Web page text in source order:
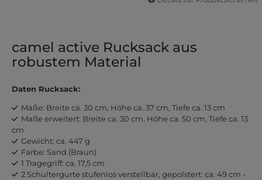
camel active Rucksack aus
robustem Material
Daten Rucksack:
Maße: Breite ca. 30 cm, Höhe ca. 37 cm, Tiefe ca. 13 cm
Maße erweitert: Breite ca. 30 cm, Höhe ca. 50 cm, Tiefe ca. 13
cm
Gewicht: ca. 447 g
Farbe: Sand (Braun)
1 Tragegriff: ca. 17,5 cm
2 Schultergurte stufenlos verstellbar, gepolstert: ca. 49 cm -